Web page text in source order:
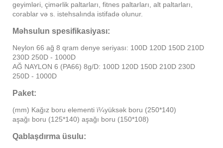
geyimləri, çimərlik paltarları, fitnes paltarları, alt paltarları,
corablar və s. istehsalında istifadə olunur.
Məhsulun spesifikasiyası:
Neylon 66 ağ 8 qram denye seriyası: 100D 120D 150D 210D
230D 250D - 1000D
AĞ NAYLON 6 (PA66) 8g/D: 100D 120D 150D 210D 230D
250D - 1000D
Paket:
(mm) Kağız boru elementi ï¼yüksək boru (250*140)
aşağı boru (125*140) aşağı boru (150*108)
Qablaşdırma üsulu: